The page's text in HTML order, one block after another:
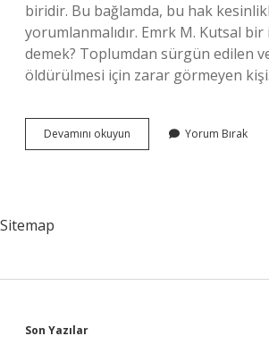
biridir. Bu bağlamda, bu hak
yorumlanmalıdır. Emrk M. Kutsal bir
demek? Toplumdan sürgün edilen
öldürülmesi için zarar görmeyen
Devamını okuyun
Kutsal
Yorum Bırak
Sitemap
Sidebar
Son Yazılar